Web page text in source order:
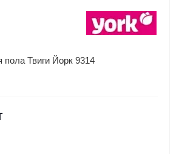
Твиги Йорк 9314